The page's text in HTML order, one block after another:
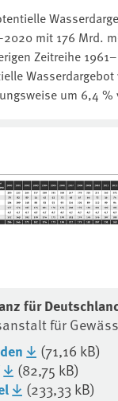
mit 176 Mrd.
Zeitreihe
um 6,4 %
für
für
(71,16 kB)
(82,75 kB)
(233,33 kB)